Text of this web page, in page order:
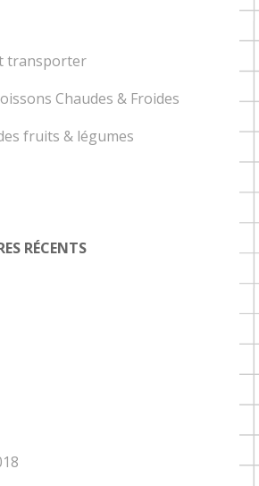
transporter
Chaudes & Froides
fruits & légumes
RÉCENTS